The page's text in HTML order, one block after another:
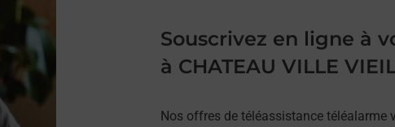
Souscrivez en ligne à
à CHATEAU VILLE
Nos offres de téléassistance téléalarme